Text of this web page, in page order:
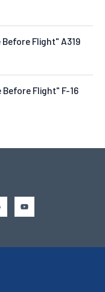
Before Flight" A319
Before Flight" F-16